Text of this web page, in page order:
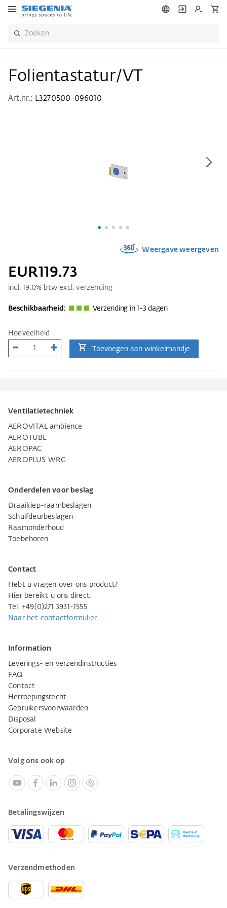
Folientastatur/VT
Art.nr.: L3270500-096010
Weergave weergeven
EUR119.73
incl.19.0% btw excl.verzending
Beschikbaarheid: Verzending in 1-3 dagen
Hoeveelheid
Toevoegen aan winkelmandje
Ventilatietechniek
AEROVITAL ambience
AEROTUBE
AEROPAC
AEROPLUS WRG
Onderdelen voor beslag
Draaikiep-raambeslagen
Schuifdeurbeslagen
Raamonderhoud
Toebehoren
Contact
Hebt u vragen over ons product?
Hier bereikt u ons direct:
Tel. +49(0)271 3931-1555
Naar het contactformulier
Information
Leverings- en verzendinstructies
FAQ
Contact
Herroepingsrecht
Gebruikersvoorwaarden
Disposal
Corporate Website
Volg ons ook op
Betalingswijzen
Verzendmethoden